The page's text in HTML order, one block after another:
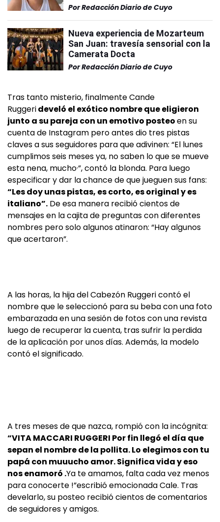
PorRedacción Diario de Cuyo
Nueva experiencia de Mozarteum
San Juan: travesía sensorial con la
Camerata Docta
PorRedacción Diario de Cuyo
Tras tanto misterio, finalmente Cande
Ruggerideveló el exótico nombre que eligieron
junto a su pareja con un emotivo posteoen su
cuenta de Instagram pero antes dio tres pistas
claves a sus seguidores para que adivinen: “El lunes
cumplimos seis meses ya, no saben lo que se mueve
esta nena, mucho·”, contó la blonda. Para luego
especificar y dar la chance de que jueguen sus fans:
“Les doy unas pistas, es corto, es original y es
italiano”. De esa manera recibió cientos de
mensajes en la cajita de preguntas con diferentes
nombres pero solo algunos atinaron: “Hay algunos
que acertaron”.
A las horas, la hija del Cabezón Ruggeri contó el
nombre que le seleccionó para su beba con una foto
embarazada en una sesión de fotos con una revista
luego de recuperar la cuenta, tras sufrir la perdida
de la aplicación por unos días. Además, la modelo
contó el significado.
A tres meses de que nazca, rompió con la incógnita:
“VITA MACCARI RUGGERI Por fin llegó el día que
sepan el nombre de la pollita. Lo elegimos con tu
papá con muuucho amor. Significa vida y eso
nos enamoró .Ya te amamos, falta cada vez menos
para conocerte !”escribió emocionada Cale. Tras
develarlo, su posteo recibió cientos de comentarios
de seguidores y amigos.